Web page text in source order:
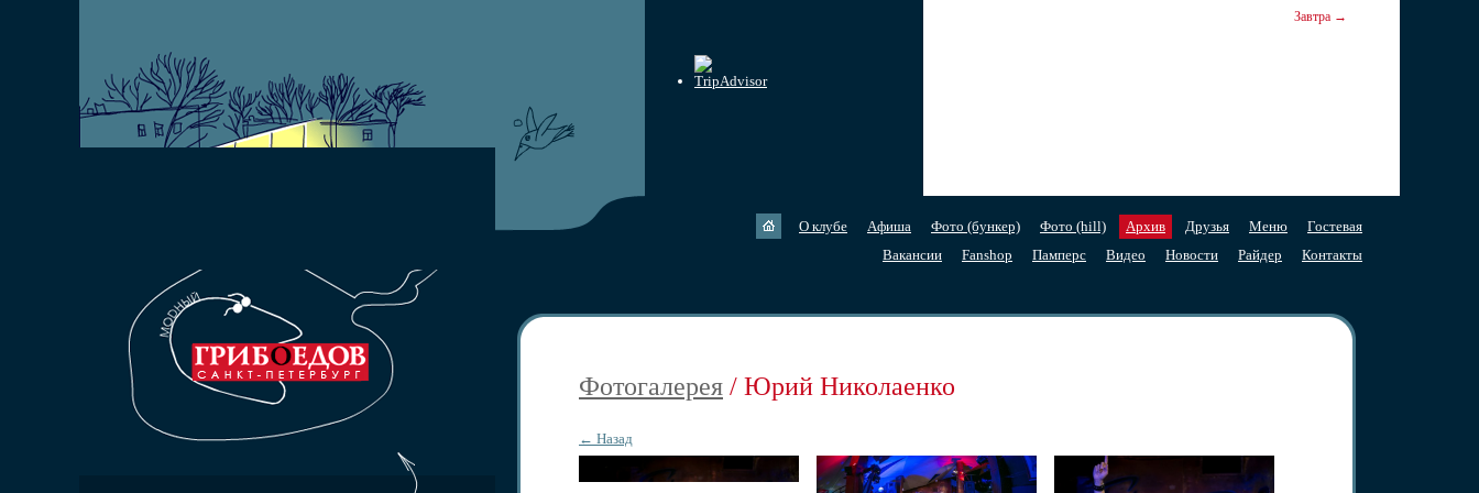
Завтра →
О клубе Афиша Фото (бункер) Фото (hill) Архив Друзья Меню
Гостевая
Вакансии
Fanshop Памперс Видео Новости Райдер Контакты
Фотогалерея / Юрий Николаенко
← Назад